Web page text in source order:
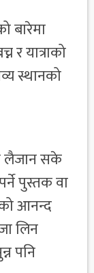
बारेमा
र यात्राको
स्थानको
लैजान सके
पुस्तक वा
आनन्द
लिन
पनि